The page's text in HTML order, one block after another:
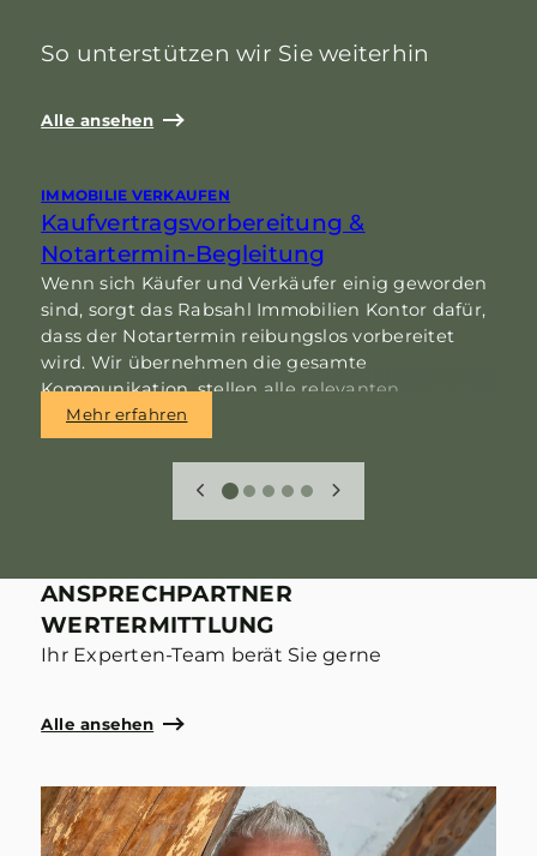
So unterstützen wir Sie weiterhin
Alle ansehen
IMMOBILIE VERKAUFEN
Kaufvertragsvorbereitung &
Notartermin-Begleitung
Wenn sich Käufer und Verkäufer einig geworden
sind, sorgt das Rabsahl Immobilien Kontor dafür,
dass der Notartermin reibungslos vorbereitet
wird. Wir übernehmen die gesamte
Kommunikation, stellen alle relevanten
Informationen zusammen und begleiten Sie
persönlich bis zur finalen Unterschrift – und auf
Wunsch auch darüber hinaus.
Mehr erfahren
ANSPRECHPARTNER
WERTERMITTLUNG
Ihr Experten-Team berät Sie gerne
Alle ansehen